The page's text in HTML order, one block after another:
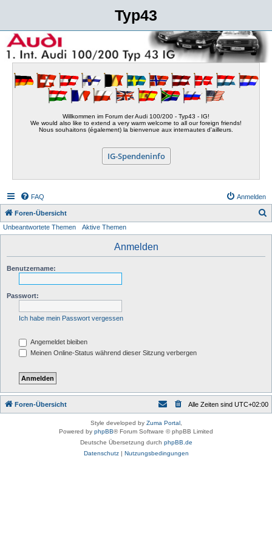
Typ43
Willkommen im Forum der Audi 100/200 - Typ43 - IG!
We would also like to extend a very warm welcome to all our foreign friends!
Nous souhaitons (également) la bienvenue aux internautes d'ailleurs.
IG-Spendeninfo
FAQ Anmelden
Foren-Übersicht
Unbeantwortete Themen Aktive Themen
Anmelden
Benutzername:
Passwort:
Ich habe mein Passwort vergessen
Angemeldet bleiben
Meinen Online-Status während dieser Sitzung verbergen
Foren-Übersicht Alle Zeiten sind UTC+02:00
Style developed by Zuma Portal,
Powered by phpBB® Forum Software © phpBB Limited
Deutsche Übersetzung durch phpBB.de
Datenschutz| Nutzungsbedingungen